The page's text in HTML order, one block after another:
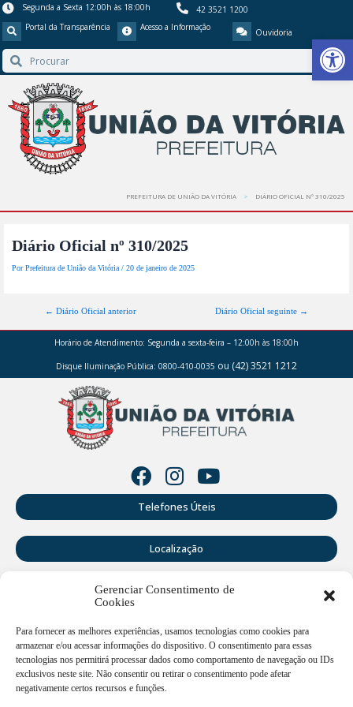
Gerenciar Consentimento de
Cookies
Para fornecer as melhores experiências, usamos tecnologias como cookies para
armazenar e/ou acessar informações do dispositivo. O consentimento para essas
tecnologias nos permitirá processar dados como comportamento de navegação ou IDs
exclusivos neste site. Não consentir ou retirar o consentimento pode afetar
negativamente certos recursos e funções.
Barra de
Segunda a Sexta 12:00h às 18:00h
42 3521 1200
Portal da Transparência
Acesso a Informação Ouvidoria
PREFEITURA DE UNIÃO DA VITÓRIA DIÁRIO OFICIAL Nº 310/2025
Diário Oficial nº 310/2025
PorPrefeitura de União da Vitória/20 de janeiro de 2025
← Diário Oficial anterior Diário Oficial seguinte →
Horário de Atendimento: Segunda a sexta-feira – 12:00h às 18:00h
Disque Iluminação Pública: 0800-410-0035 ou (42) 3521 1212
Telefones Úteis
Localização
Perguntas Frequentes
Webmail
Rua Doutor Cruz Machado, 205 - Centro - União da Vitória -
PR